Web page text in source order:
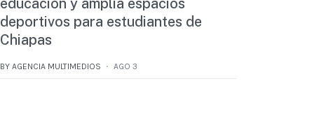
educación y amplía espacios
deportivos para estudiantes de
Chiapas
BY AGENCIA MULTIMEDIOS AGO 3